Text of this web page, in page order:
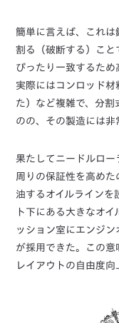
簡単に言えば、これは
割る（破断する）こ
ぴったり一致するため
実際にはコンロッド
た）など複雑で、分割
のの、その製造には非
果たしてニードルロー
周りの保証性を高め
油するオイルラインを
ト下にある大きなオ
ッション室にエンジン
が採用できた。この
レイアウトの自由度向